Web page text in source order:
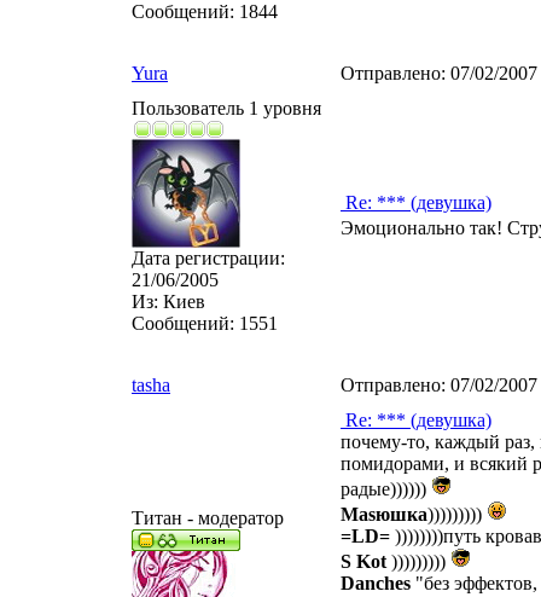
Сообщений: 1844
Yura Отправлено: 07/02/
Пользователь 1 уровня
Дата регистрации:
21/06/2005
Из: Киев
Сообщений: 1551
Re: *** (девушка)
Эмоционально так!
tasha Отправлено: 07/02/
Титан - модератор
Re: *** (девушка)
почему-то, каждый
помидорами, и всякий
радые))))))
Masюшка)))))))))
=LD= ))))))))путь
S Kot )))))))))
Danches "без